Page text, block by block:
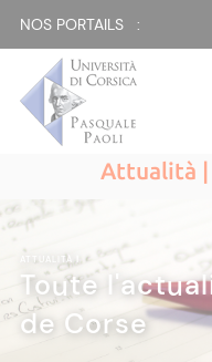
NOS PORTAILS :
Attualità
ATTUALITÀ|
Toute
de Corse